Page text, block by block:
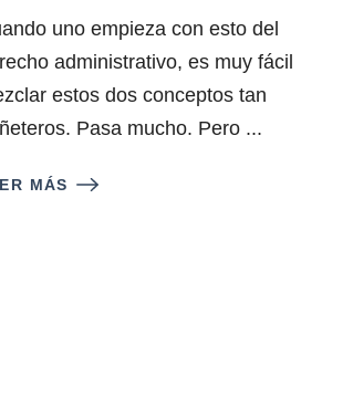
uno empieza con esto del
administrativo, es muy fácil
estos dos conceptos tan
Pasa mucho. Pero ...
MÁS